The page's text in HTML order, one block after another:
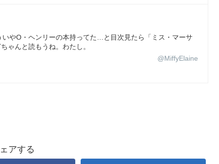
やO・ヘンリーの本持ってた…と目次見たら「ミス・マーサ
ゃんと読もうね。わたし。
@MiffyElaine
アする